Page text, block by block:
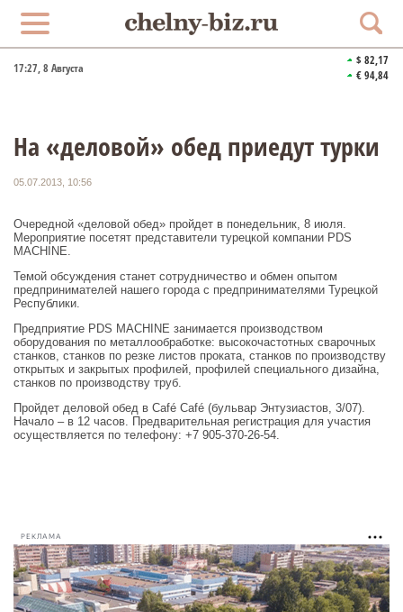
17:27, 8 Августа
$ 82,17
€ 94,84
На «деловой» обед приедут турки
05.07.2013, 10:56
Очередной «деловой обед» пройдет в понедельник, 8 июля.
Мероприятие посетят представители турецкой компании PDS
MACHINE.
Темой обсуждения станет сотрудничество и обмен опытом
предпринимателей нашего города с предпринимателями Турецкой
Республики.
Предприятие PDS MACHINE занимается производством
оборудования по металлообработке: высокочастотных сварочных
станков, станков по резке листов проката, станков по производству
открытых и закрытых профилей, профилей специального дизайна,
станков по производству труб.
Пройдет деловой обед в Café Café (бульвар Энтузиастов, 3/07).
Начало – в 12 часов. Предварительная регистрация для участия
осуществляется по телефону: +7 905-370-26-54.
РЕКЛАМА